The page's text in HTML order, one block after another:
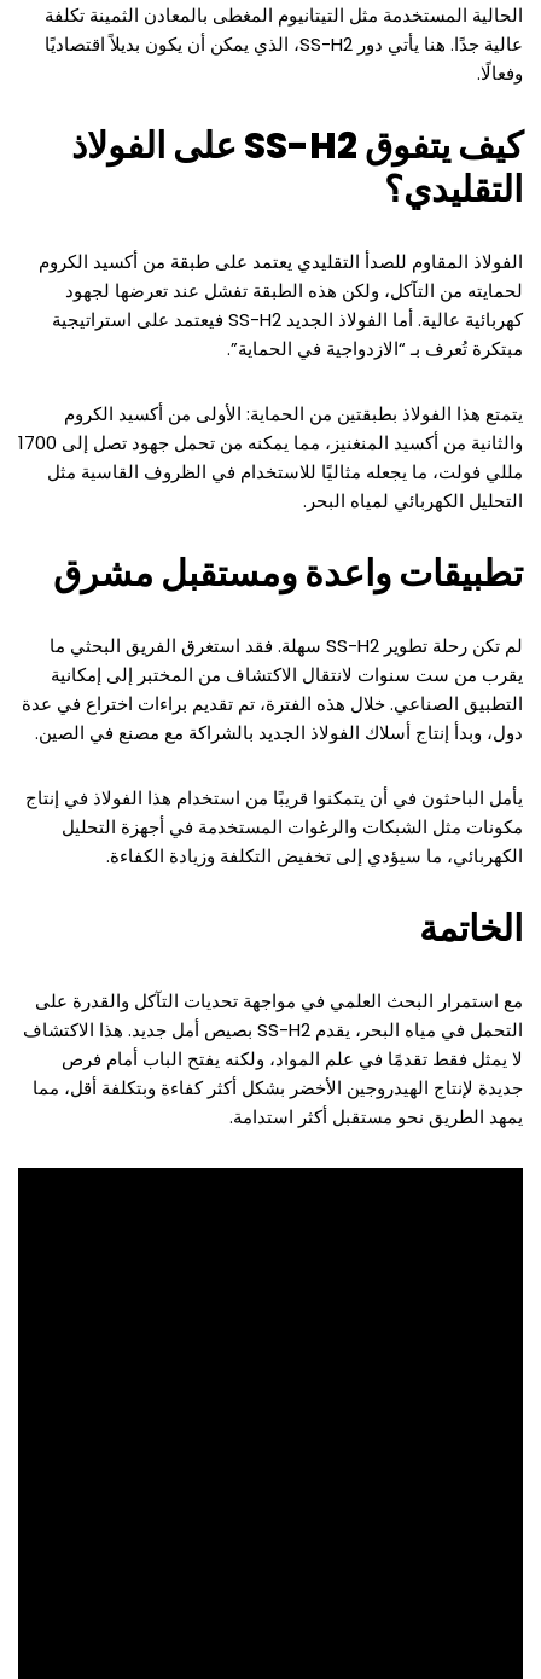
الحالية المستخدمة مثل التيتانيوم المغطى بالمعادن الثمينة تكلفة
عالية جدًا. هنا يأتي دور SS-H2، الذي يمكن أن يكون بديلاً اقتصاديًا
وفعالًا.
كيف يتفوق SS-H2 على الفولاذ
التقليدي؟
الفولاذ المقاوم للصدأ التقليدي يعتمد على طبقة من أكسيد الكروم
لحمايته من التآكل، ولكن هذه الطبقة تفشل عند تعرضها لجهود
كهربائية عالية. أما الفولاذ الجديد SS-H2 فيعتمد على استراتيجية
مبتكرة تُعرف بـ “الازدواجية في الحماية”.
يتمتع هذا الفولاذ بطبقتين من الحماية: الأولى من أكسيد الكروم
والثانية من أكسيد المنغنيز، مما يمكنه من تحمل جهود تصل إلى 1700
مللي فولت، ما يجعله مثاليًا للاستخدام في الظروف القاسية مثل
التحليل الكهربائي لمياه البحر.
تطبيقات واعدة ومستقبل مشرق
لم تكن رحلة تطوير SS-H2 سهلة. فقد استغرق الفريق البحثي ما
يقرب من ست سنوات لانتقال الاكتشاف من المختبر إلى إمكانية
التطبيق الصناعي. خلال هذه الفترة، تم تقديم براءات اختراع في عدة
دول، وبدأ إنتاج أسلاك الفولاذ الجديد بالشراكة مع مصنع في الصين.
يأمل الباحثون في أن يتمكنوا قريبًا من استخدام هذا الفولاذ في إنتاج
مكونات مثل الشبكات والرغوات المستخدمة في أجهزة التحليل
الكهربائي، ما سيؤدي إلى تخفيض التكلفة وزيادة الكفاءة.
الخاتمة
مع استمرار البحث العلمي في مواجهة تحديات التآكل والقدرة على
التحمل في مياه البحر، يقدم SS-H2 بصيص أمل جديد. هذا الاكتشاف
لا يمثل فقط تقدمًا في علم المواد، ولكنه يفتح الباب أمام فرص
جديدة لإنتاج الهيدروجين الأخضر بشكل أكثر كفاءة وبتكلفة أقل، مما
يمهد الطريق نحو مستقبل أكثر استدامة.